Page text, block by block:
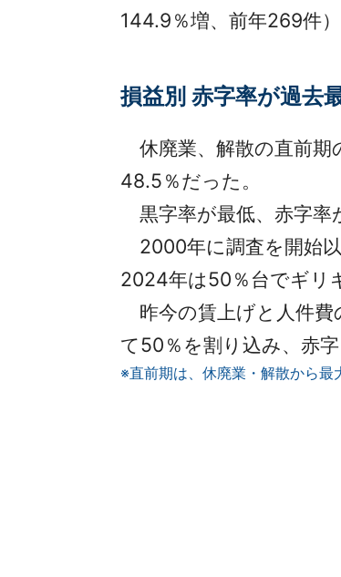
144.9％増、前年269件
損益別 赤字率が過去
休廃業、解散の直前期
48.5％だった。
黒字率が最低、赤字率
2000年に調査を開始
2024年は50％台でギリ
昨今の賃上げと人件費
て50％を割り込み、赤
※直前期は、休廃業・解散から最